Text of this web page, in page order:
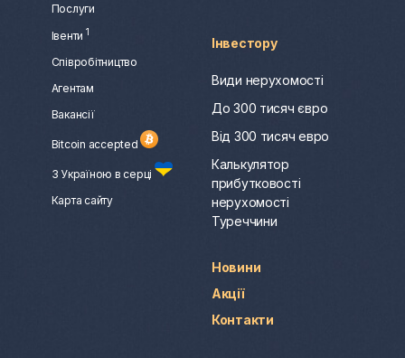
Послуги
Івенти 1
Співробітництво
Агентам
Вакансії
Bitcoin accepted
З Україною в серці
Карта сайту
Інвестору
Види нерухомості
До 300 тисяч євро
Від 300 тисяч евро
Калькулятор
прибутковості
нерухомості
Туреччини
Новини
Акції
Контакти